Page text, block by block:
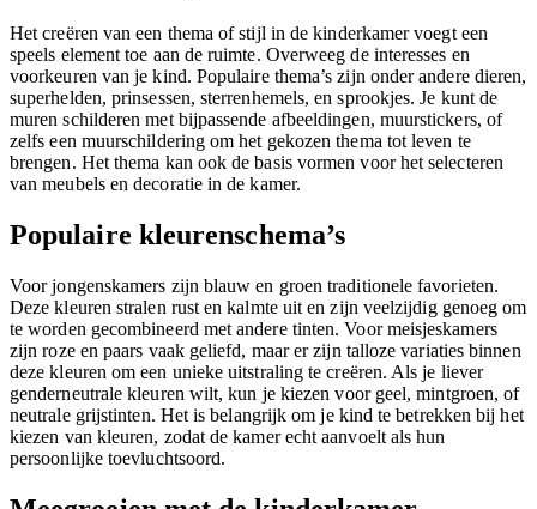
Het creëren van een thema of stijl in de kinderkamer voegt een
speels element toe aan de ruimte. Overweeg de interesses en
voorkeuren van je kind. Populaire thema’s zijn onder andere dieren,
superhelden, prinsessen, sterrenhemels, en sprookjes. Je kunt de
muren schilderen met bijpassende afbeeldingen, muurstickers, of
zelfs een muurschildering om het gekozen thema tot leven te
brengen. Het thema kan ook de basis vormen voor het selecteren
van meubels en decoratie in de kamer.
Populaire kleurenschema’s
Voor jongenskamers zijn blauw en groen traditionele favorieten.
Deze kleuren stralen rust en kalmte uit en zijn veelzijdig genoeg om
te worden gecombineerd met andere tinten. Voor meisjeskamers
zijn roze en paars vaak geliefd, maar er zijn talloze variaties binnen
deze kleuren om een unieke uitstraling te creëren. Als je liever
genderneutrale kleuren wilt, kun je kiezen voor geel, mintgroen, of
neutrale grijstinten. Het is belangrijk om je kind te betrekken bij het
kiezen van kleuren, zodat de kamer echt aanvoelt als hun
persoonlijke toevluchtsoord.